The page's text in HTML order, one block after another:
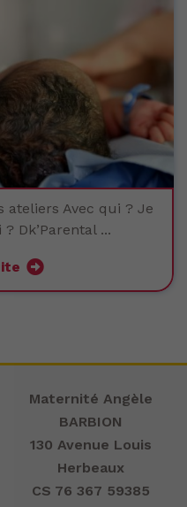
ateliers Avec qui ? Je
Dk’Parental ...
Maternité Angèle
BARBION
130 Avenue Louis
Herbeaux
CS 76 367 59385